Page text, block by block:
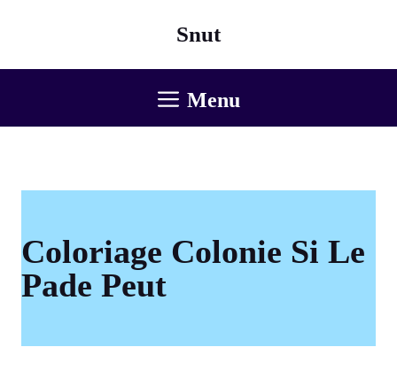
Snut
Menu
Coloriage Colonie Si Le
Pade Peut